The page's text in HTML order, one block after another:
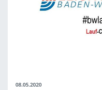
08.05.2020